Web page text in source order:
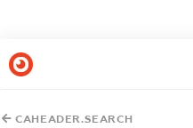
CAHEADER.SEARCH